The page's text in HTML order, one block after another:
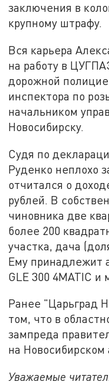
заключения в
крупному штрафу.
Вся карьера
на работу в
дорожной
инспектора по
начальником
Новосибирску.
Судя по
Руденко неплохо
отчитался о
рублей. В
чиновника две
более 200
участка, дача
Ему принадлежит
GLE 300 4MATIC и
Ранее "Царьград
том, что в
зампреда
на
Уважаемые